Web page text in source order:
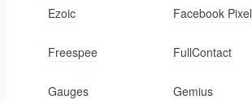
Ezoic Facebook Pixel
Freespee FullContact
Gauges Gemius